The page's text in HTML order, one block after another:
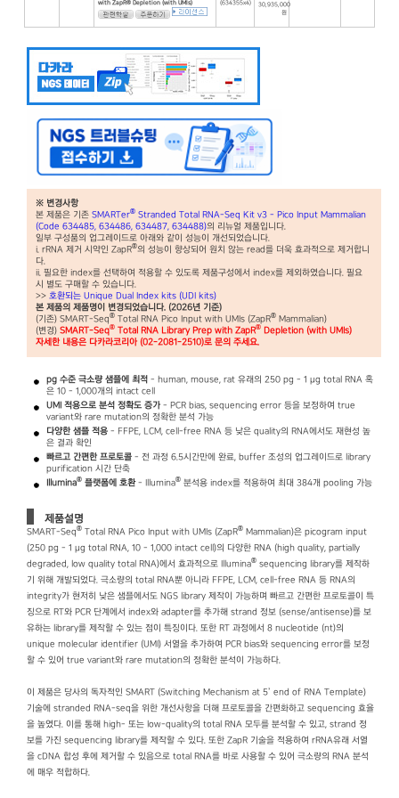
with ZapR® Depletion (with UMIs) (634355x4)
30,935,000
원
※ 변경사항
본 제품은 기존 SMARTer® Stranded Total RNA-Seq Kit v3 - Pico Input Mammalian
(Code 634485, 634486, 634487, 634488)의 리뉴얼 제품입니다.
일부 구성품의 업그레이드로 아래와 같이 성능이 개선되었습니다.
i. rRNA 제거 시약인 ZapR®의 성능이 향상되어 원치 않는 read를 더욱 효과적으로 제거합니
다.
ii. 필요한 index를 선택하여 적용할 수 있도록 제품구성에서 index를 제외하였습니다. 필요
시 별도 구매할 수 있습니다.
>> 호환되는 Unique Dual Index kits (UDI kits)
본 제품의 제품명이 변경되었습니다. (2026년 기준)
(기존) SMART-Seq® Total RNA Pico Input with UMIs (ZapR® Mammalian)
(변경) SMART-Seq® Total RNA Library Prep with ZapR® Depletion (with UMIs)
자세한 내용은 다카라코리아 (02-2081-2510)로 문의 주세요.
pg 수준 극소량 샘플에 최적 - human, mouse, rat 유래의 250 pg - 1 μg total RNA 혹
은 10 - 1,000개의 intact cell
UMI 적용으로 분석 정확도 증가 - PCR bias, sequencing error 등을 보정하여 true
variant와 rare mutation의 정확한 분석 가능
다양한 샘플 적용 - FFPE, LCM, cell-free RNA 등 낮은 quality의 RNA에서도 재현성 높
은 결과 확인
빠르고 간편한 프로토콜 - 전 과정 6.5시간만에 완료, buffer 조성의 업그레이드로 library
purification 시간 단축
Illumina® 플랫폼에 호환- Illumina® 분석용 index를 적용하여 최대 384개 pooling 가능
제품설명
SMART-Seq® Total RNA Pico Input with UMIs (ZapR® Mammalian)은 picogram input
(250 pg - 1 μg total RNA, 10 - 1,000 intact cell)의 다양한 RNA (high quality, partially
degraded, low quality total RNA)에서 효과적으로 Illumina® sequencing library를 제작하
기 위해 개발되었다. 극소량의 total RNA뿐 아니라 FFPE, LCM, cell-free RNA 등 RNA의
integrity가 현저히 낮은 샘플에서도 NGS library 제작이 가능하며 빠르고 간편한 프로토콜이 특
징으로 RT와 PCR 단계에서 index와 adapter를 추가해 strand 정보 (sense/antisense)를 보
유하는 library를 제작할 수 있는 점이 특징이다. 또한 RT 과정에서 8 nucleotide (nt)의
unique molecular identifier (UMI) 서열을 추가하여 PCR bias와 sequencing error를 보정
할 수 있어 true variant와 rare mutation의 정확한 분석이 가능하다.
이 제품은 당사의 독자적인 SMART (Switching Mechanism at 5’ end of RNA Template)
기술에 stranded RNA-seq을 위한 개선사항을 더해 프로토콜을 간편화하고 sequencing 효율
을 높였다. 이를 통해 high- 또는 low-quality의 total RNA 모두를 분석할 수 있고, strand 정
보를 가진 sequencing library를 제작할 수 있다. 또한 ZapR 기술을 적용하여 rRNA유래 서열
을 cDNA 합성 후에 제거할 수 있음으로 total RNA를 바로 사용할 수 있어 극소량의 RNA 분석
에 매우 적합하다.